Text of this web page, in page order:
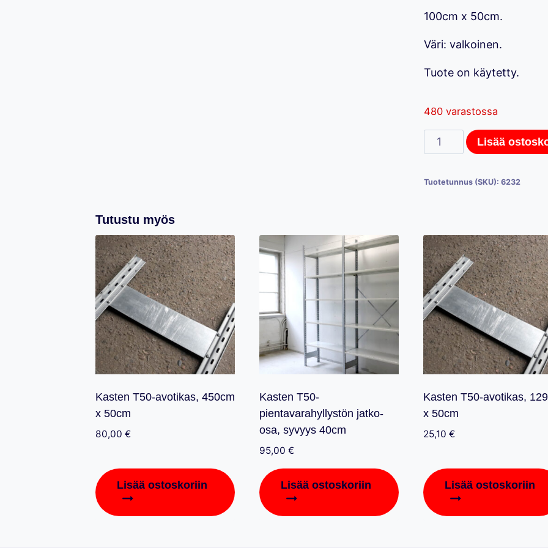
100cm x 50cm.
Väri: valkoinen.
Tuote on käytetty.
480 varastossa
Kasten
-
100cm
valkoinen
määrä
Lisää
Tuotetunnus (SKU): 6232
Tutustu myös
Kasten T50-avotikas, 450cm
x 50cm
80,00 €
Lisää ostoskoriin
Kasten T50-
pientavarahyllystön jatko-
osa, syvyys 40cm
95,00 €
Lisää ostoskoriin
Kasten T50-avotikas,
x 50cm
25,10 €
Lisää ostoskoriin